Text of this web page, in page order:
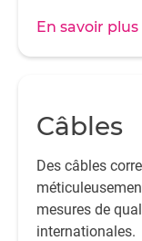
En savoir plus
Câbles
Des câbles
mesures de
internationales.